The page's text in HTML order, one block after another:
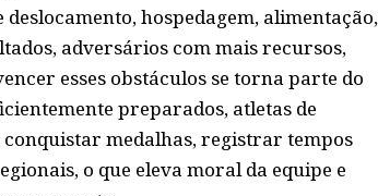
hospedagem, alimentação,
adversários com mais recursos,
esses obstáculos se torna parte do
preparados, atletas de
medalhas, registrar tempos
o que eleva moral da equipe e